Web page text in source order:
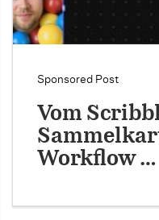
Sponsored Post
Vom
Workflow …